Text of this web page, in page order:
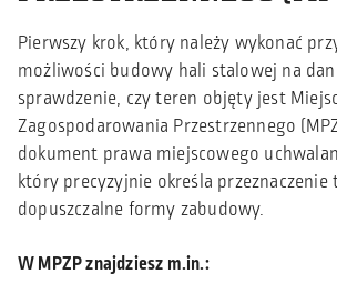
Pierwszy krok, który należy wykonać
możliwości budowy hali stalowej na
sprawdzenie, czy teren objęty jest
Zagospodarowania Przestrzennego
dokument prawa miejscowego
który precyzyjnie określa przeznaczenie
dopuszczalne formy zabudowy.
W MPZP znajdziesz m.in.: